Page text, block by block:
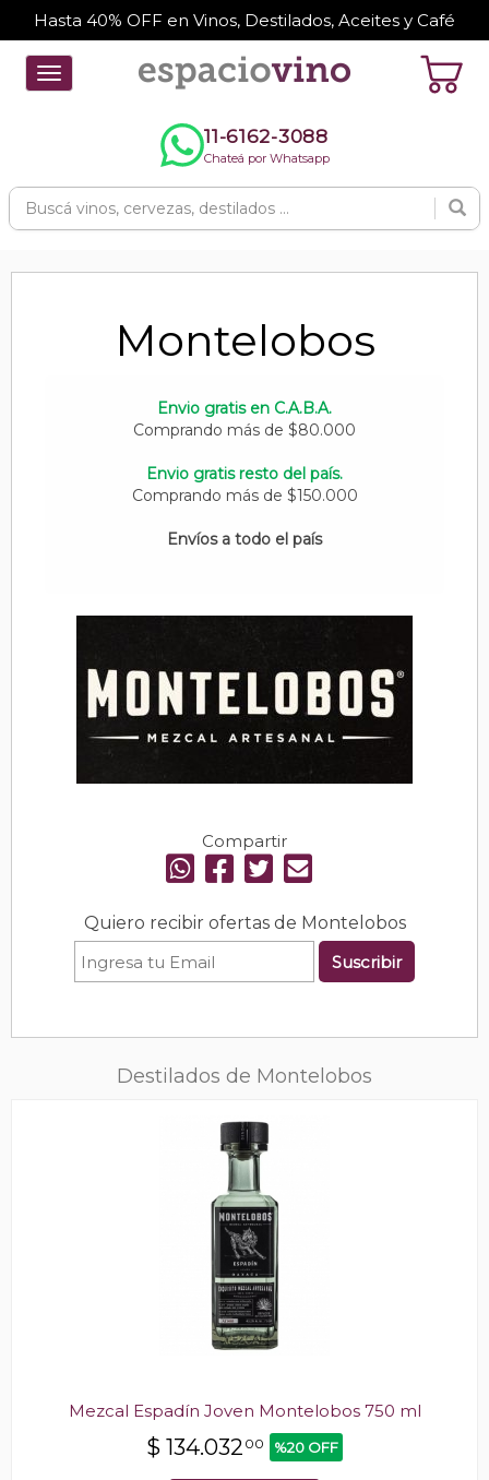
Hasta 40% OFF en Vinos, Destilados, Aceites y Café
Toggle
navigation
11-6162-3088
Chateá por Whatsapp
Montelobos
Envio gratis en C.A.B.A.
Comprando más de $80.000
Envio gratis resto del país.
Comprando más de $150.000
Envíos a todo el país
Compartir
Quiero recibir ofertas de Montelobos
Suscribir
Destilados de Montelobos
Mezcal Espadín Joven Montelobos 750 ml
$ 134.032 00 %20 OFF